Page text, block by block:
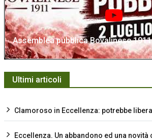
Assemblea pubblica Bovalinese 1911
Ultimi articoli
Clamoroso in Eccellenza: potrebbe
Eccellenza. Un abbandono ed una novità